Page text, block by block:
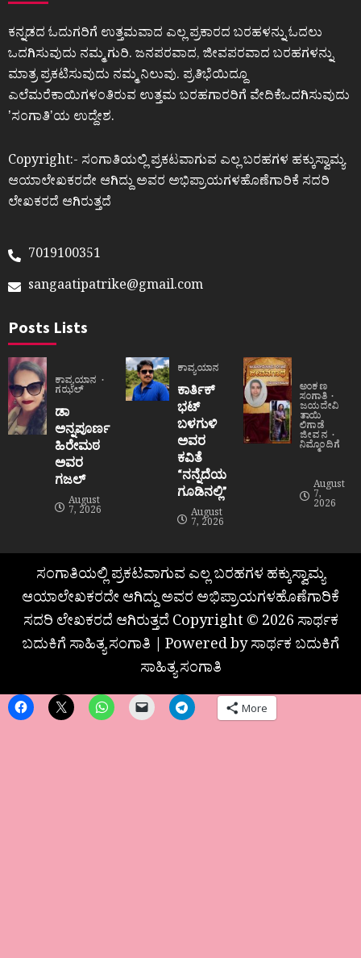
ಕನ್ನಡದ ಓದುಗರಿಗೆ ಉತ್ತಮವಾದ ಎಲ್ಲ ಪ್ರಕಾರದ ಬರಹಳನ್ನು ಓದಲು
ಒದಗಿಸುವುದು ನಮ್ಮ ಗುರಿ. ಜನಪರವಾದ, ಜೀವಪರವಾದ ಬರಹಗಳನ್ನು
ಮಾತ್ರ ಪ್ರಕಟಿಸುವುದು ನಮ್ಮ ನಿಲುವು. ಪ್ರತಿಭೆಯಿದ್ದೂ
ಎಲೆಮರೆಕಾಯಿಗಳಂತಿರುವ ಉತ್ತಮ ಬರಹಗಾರರಿಗೆ ವೇದಿಕೆಒದಗಿಸುವುದು
ʼಸಂಗಾತಿʼಯ ಉದ್ದೇಶ.
Copyright:- ಸಂಗಾತಿಯಲ್ಲಿ ಪ್ರಕಟವಾಗುವ ಎಲ್ಲ ಬರಹಗಳ ಹಕ್ಕುಸ್ವಾಮ್ಯ
ಆಯಾಲೇಖಕರದೇ ಆಗಿದ್ದು ಅವರ ಅಭಿಪ್ರಾಯಗಳಹೊಣೆಗಾರಿಕೆ ಸದರಿ
ಲೇಖಕರದೆ ಆಗಿರುತ್ತದೆ
7019100351
sangaatipatrike@gmail.com
Posts Lists
ಕಾವ್ಯಯಾನ
ಗಝಲ್
ಡಾ
ಅನ್ನಪೂರ್ಣ
ಹಿರೇಮಠ
ಅವರ
ಗಜಲ್
August
7, 2026
ಕಾವ್ಯಯಾನ
ಕಾರ್ತಿಕ್
ಭಟ್
ಬಳಗುಳಿ
ಅವರ
ಕವಿತೆ
“ನನ್ನೆದೆಯ
ಗೂಡಿನಲ್ಲಿ”
August
7, 2026
ಅಂಕಣ
ಸಂಗಾತಿ
ಜಯದೇವಿ
ತಾಯಿ
ಲಿಗಾಡೆ
ಜೀವನ
ನಿಮ್ಮೊಂದಿಗೆ
August
7,
2026
ಸಂಗಾತಿಯಲ್ಲಿ ಪ್ರಕಟವಾಗುವ ಎಲ್ಲ ಬರಹಗಳ ಹಕ್ಕುಸ್ವಾಮ್ಯ
ಆಯಾಲೇಖಕರದೇ ಆಗಿದ್ದು ಅವರ ಅಭಿಪ್ರಾಯಗಳಹೊಣೆಗಾರಿಕೆ
ಸದರಿ ಲೇಖಕರದೆ ಆಗಿರುತ್ತದೆ Copyright © 2026 ಸಾರ್ಥಕ
ಬದುಕಿಗೆ ಸಾಹಿತ್ಯ ಸಂಗಾತಿ | Powered by ಸಾರ್ಥಕ ಬದುಕಿಗೆ
ಸಾಹಿತ್ಯ ಸಂಗಾತಿ
More